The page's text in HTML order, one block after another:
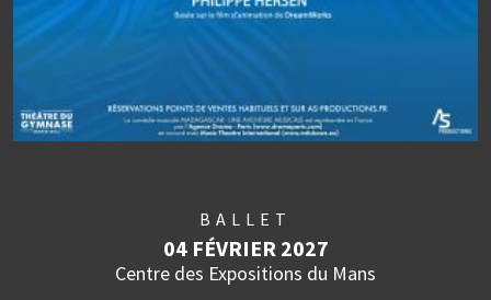
BALLET
04 FÉVRIER 2027
Centre des Expositions du Mans